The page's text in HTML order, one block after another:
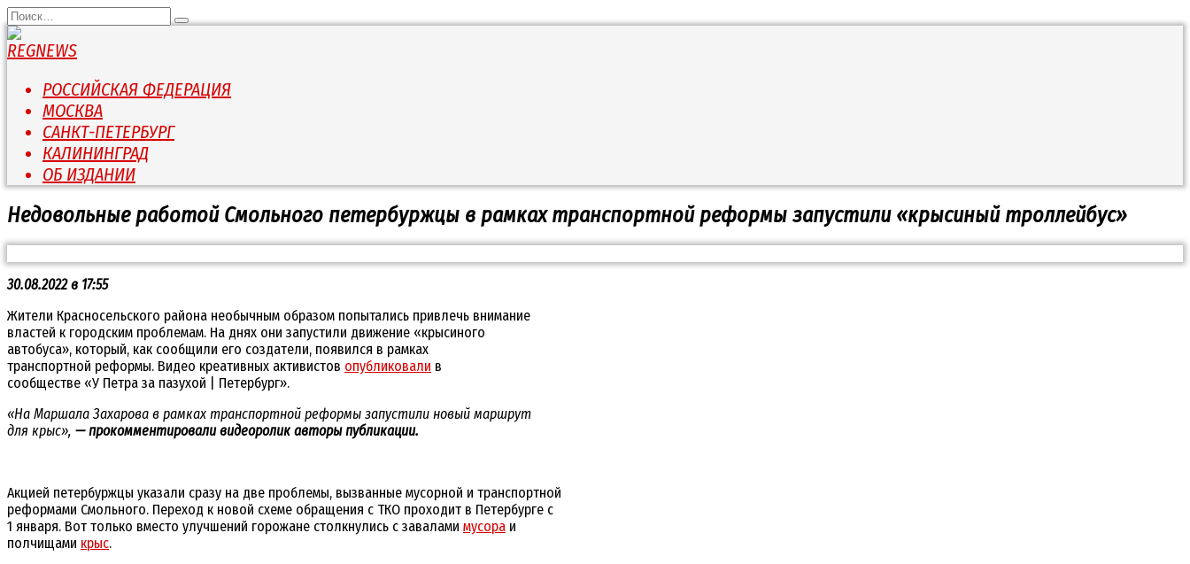
Перейти
к
содержанию
Search
for:
РОССИЙСКАЯ ФЕДЕРАЦИЯ
МОСКВА
САНКТ-ПЕТЕРБУРГ
КАЛИНИНГРАД
ОБ ИЗДАНИИ
Недовольные работой Смольного петербуржцы в рамках транспортной реформы запустили «крысиный троллейбус»
30.08.2022 в 17:55
Жители Красносельского района необычным образом попытались привлечь внимание
властей к городским проблемам. На днях они запустили движение «крысиного
автобуса», который, как сообщили его создатели, появился в рамках
транспортной реформы. Видео креативных активистов опубликовали в
сообществе «У Петра за пазухой | Петербург».
«На Маршала Захарова в рамках транспортной реформы запустили новый маршрут
для крыс», — прокомментировали видеоролик авторы публикации.
Акцией петербуржцы указали сразу на две проблемы, вызванные мусорной и транспортной
реформами Смольного. Переход к новой схеме обращения с ТКО проходит в Петербурге с
1 января. Вот только вместо улучшений горожане столкнулись с завалами мусора и
полчищами крыс.